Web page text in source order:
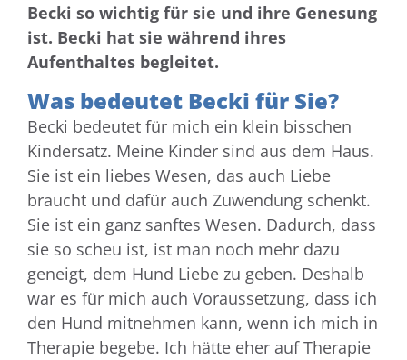
Becki so wichtig für sie und ihre Genesung
ist. Becki hat sie während ihres
Aufenthaltes begleitet.
Was bedeutet Becki für Sie?
Becki bedeutet für mich ein klein bisschen
Kindersatz. Meine Kinder sind aus dem Haus.
Sie ist ein liebes Wesen, das auch Liebe
braucht und dafür auch Zuwendung schenkt.
Sie ist ein ganz sanftes Wesen. Dadurch, dass
sie so scheu ist, ist man noch mehr dazu
geneigt, dem Hund Liebe zu geben. Deshalb
war es für mich auch Voraussetzung, dass ich
den Hund mitnehmen kann, wenn ich mich in
Therapie begebe. Ich hätte eher auf Therapie